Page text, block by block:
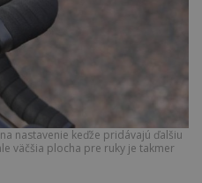
nastavenie keďže pridávajú ďalšiu
väčšia plocha pre ruky je takmer